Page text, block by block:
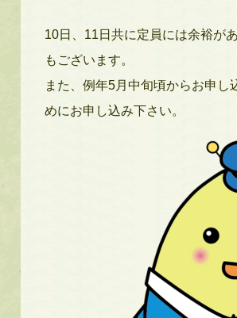
10日、 11 日共に定員には余裕が
もございます。
また、例年5月中旬頃からお申し
めにお申し込み下さい。